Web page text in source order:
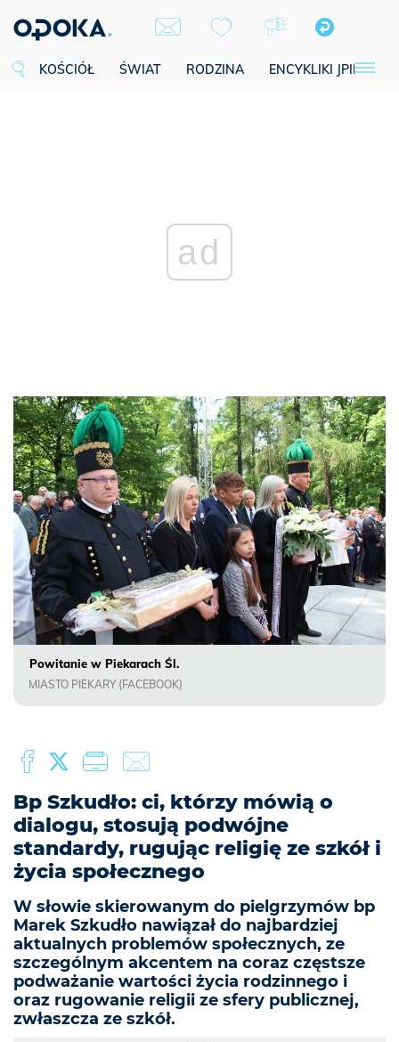
KOŚCIÓŁ ŚWIAT RODZINA ENCYKLIKI JPII
ad
Powitanie w Piekarach Śl.
MIASTO PIEKARY (FACEBOOK)
Bp Szkudło: ci, którzy mówią o
dialogu, stosują podwójne
standardy, rugując religię ze szkół i
życia społecznego
W słowie skierowanym do pielgrzymów bp
Marek Szkudło nawiązał do najbardziej
aktualnych problemów społecznych, ze
szczególnym akcentem na coraz częstsze
podważanie wartości życia rodzinnego i
oraz rugowanie religii ze sfery publicznej,
zwłaszcza ze szkół.